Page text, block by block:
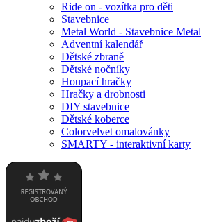
Ride on - vozítka pro děti
Stavebnice
Metal World - Stavebnice Metal
Adventní kalendář
Dětské zbraně
Dětské nočníky
Houpací hračky
Hračky a drobnosti
DIY stavebnice
Dětské koberce
Colorvelvet omalovánky
SMARTY - interaktivní karty